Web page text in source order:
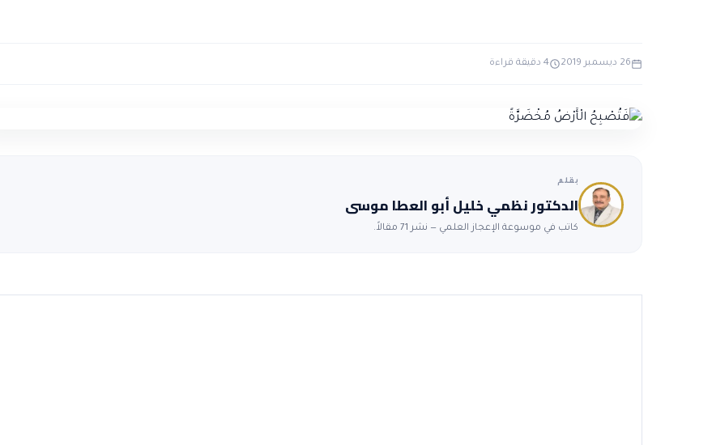
26 ديسمبر 2019 4 دقيقة قراءة
بقلم
الدكتور نظمي خليل أبو العطا موسى
كاتب في موسوعة الإعجاز العلمي — نشر 71 مقالاً.